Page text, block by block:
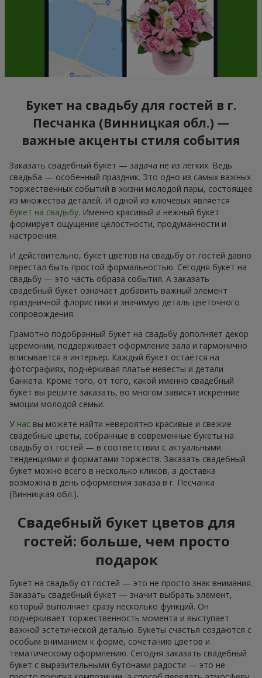
Букет на свадьбу для гостей в г.
Песчанка (Винницкая обл.) —
важные акценты стиля события
Заказать свадебный букет — задача не из лёгких. Ведь
свадьба — особенный праздник. Это одно из самых важных
торжественных событий в жизни молодой пары, состоящее
из множества деталей. И одной из ключевых является
букет на свадьбу. Именно красивый и нежный букет
формирует ощущение целостности, продуманности и
настроения.
И действительно, букет цветов на свадьбу от гостей давно
перестал быть простой формальностью. Сегодня букет на
свадьбу — это часть образа события. А заказать
свадебный букет означает добавить важный элемент
праздничной флористики и значимую деталь цветочного
сопровождения.
Грамотно подобранный букет на свадьбу дополняет декор
церемонии, поддерживает оформление зала и гармонично
вписывается в интерьер. Каждый букет остаётся на
фотографиях, подчёркивая платье невесты и детали
банкета. Кроме того, от того, какой именно свадебный
букет вы решите заказать, во многом зависят искренние
эмоции молодой семьи.
У нас вы можете найти невероятно красивые и свежие
свадебные цветы, собранные в современные букеты на
свадьбу от гостей — в соответствии с актуальными
тенденциями и форматами торжеств. Заказать свадебный
букет можно всего в несколько кликов, а доставка
возможна в день оформления заказа в г. Песчанка
(Винницкая обл.).
Свадебный букет цветов для
гостей: больше, чем просто
подарок
Букет на свадьбу от гостей — это не просто знак внимания.
Заказать свадебный букет — значит выбрать элемент,
который выполняет сразу несколько функций. Он
подчёркивает торжественность момента и выступает
важной эстетической деталью. Букеты счастья создаются с
особым вниманием к форме, сочетанию цветов и
тематическому оформлению. Сегодня заказать свадебный
букет с выразительными бутонами радости — это не